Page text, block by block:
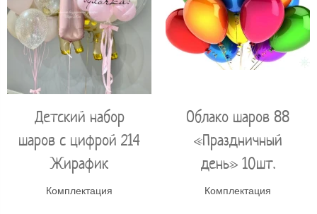
Детский набор
шаров с цифрой 214
Жирафик
Комплектация
Облако шаров 88
«Праздничный
день» 10шт.
Комплектация